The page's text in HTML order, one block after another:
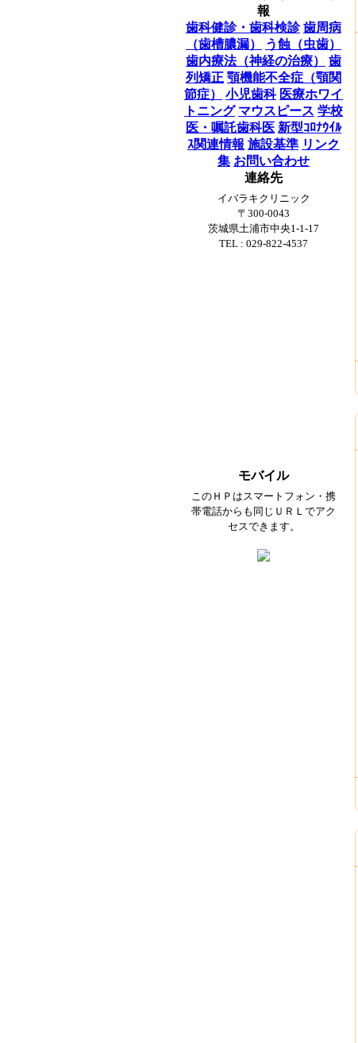
報
歯科健診・歯科検診 歯周病
（歯槽膿漏）
う蝕（虫歯）
歯内療法（神経の治療）
歯
列矯正 顎機能不全症（顎関
節症）
小児歯科 医療ホワイ
トニング マウスピース 学校
医・嘱託歯科医 新型ｺﾛﾅｳｲﾙ
ｽ関連情報 施設基準 リンク
集 お問い合わせ
連絡先
イバラキクリニック
〒300-0043
茨城県土浦市中央1-1-17
TEL : 029-822-4537
モバイル
このＨＰはスマートフォン・携
帯電話からも同じＵＲＬでアク
セスできます。